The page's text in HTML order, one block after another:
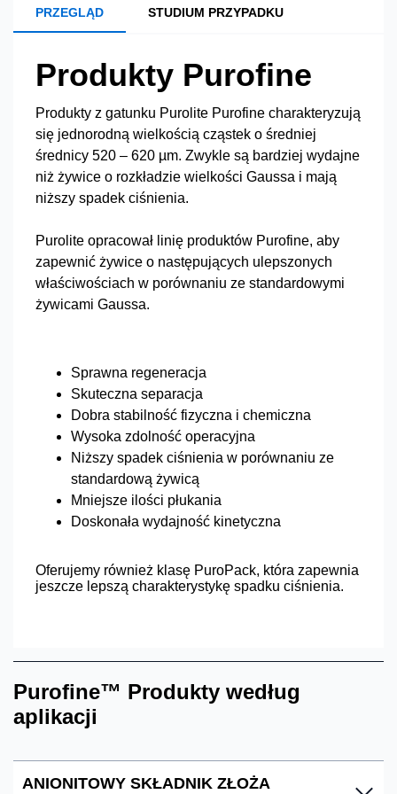
PRZEGLĄD STUDIUM PRZYPADKU
Produkty Purofine
Produkty z gatunku Purolite Purofine charakteryzują
się jednorodną wielkością cząstek o średniej
średnicy 520 – 620 µm. Zwykle są bardziej wydajne
niż żywice o rozkładzie wielkości Gaussa i mają
niższy spadek ciśnienia.
Purolite opracował linię produktów Purofine, aby
zapewnić żywice o następujących ulepszonych
właściwościach w porównaniu ze standardowymi
żywicami Gaussa.
Sprawna regeneracja
Skuteczna separacja
Dobra stabilność fizyczna i chemiczna
Wysoka zdolność operacyjna
Niższy spadek ciśnienia w porównaniu ze
standardową żywicą
Mniejsze ilości płukania
Doskonała wydajność kinetyczna
Oferujemy również klasę PuroPack, która zapewnia
jeszcze lepszą charakterystykę spadku ciśnienia.
Purofine™ Produkty według
aplikacji
ANIONITOWY SKŁADNIK ZŁOŻA